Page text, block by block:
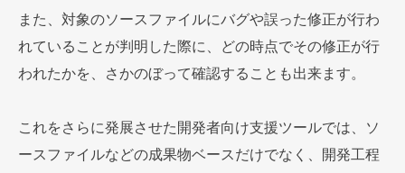
また、対象のソースファイルにバグや誤った修正が行わ
れていることが判明した際に、どの時点でその修正が行
われたかを、さかのぼって確認することも出来ます。
これをさらに発展させた開発者向け支援ツールでは、ソ
ースファイルなどの成果物ベースだけでなく、開発工程